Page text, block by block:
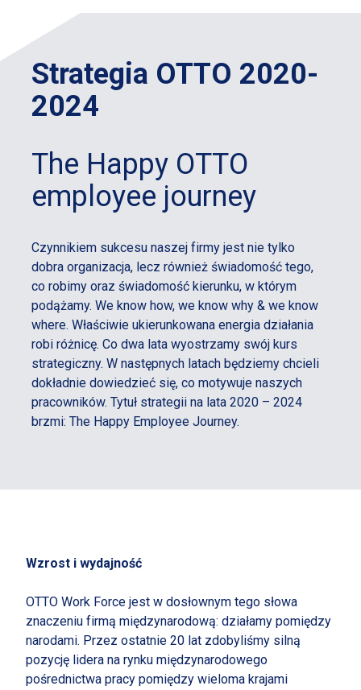
Strategia OTTO 2020-
2024
The Happy OTTO
employee journey
Czynnikiem sukcesu naszej firmy jest nie tylko
dobra organizacja, lecz również świadomość tego,
co robimy oraz świadomość kierunku, w którym
podążamy. We know how, we know why & we know
where. Właściwie ukierunkowana energia działania
robi różnicę. Co dwa lata wyostrzamy swój kurs
strategiczny. W następnych latach będziemy chcieli
dokładnie dowiedzieć się, co motywuje naszych
pracowników. Tytuł strategii na lata 2020 – 2024
brzmi: The Happy Employee Journey.
Wzrost i wydajność
OTTO Work Force jest w dosłownym tego słowa
znaczeniu firmą międzynarodową: działamy pomiędzy
narodami. Przez ostatnie 20 lat zdobyliśmy silną
pozycję lidera na rynku międzynarodowego
pośrednictwa pracy pomiędzy wieloma krajami